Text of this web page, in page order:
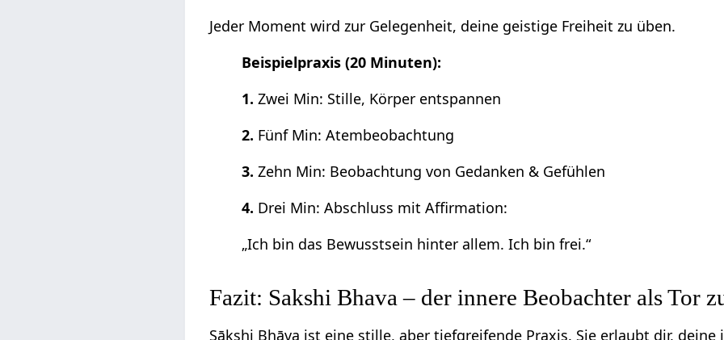
Jeder Moment wird zur Gelegenheit, deine geistige Freiheit zu üben.
Beispielpraxis (20 Minuten):
1. Zwei Min: Stille, Körper entspannen
2. Fünf Min: Atembeobachtung
3. Zehn Min: Beobachtung von Gedanken & Gefühlen
4. Drei Min: Abschluss mit Affirmation:
„Ich bin das Bewusstsein hinter allem. Ich bin frei.“
Fazit: Sakshi Bhava – der innere Beobachter als Tor
Sākshi Bhāva ist eine stille, aber tiefgreifende Praxis. Sie erlaubt dir,